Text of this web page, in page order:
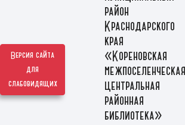
Версия сайта
для
слабовидящих
район
Краснодарского
края
«Кореновская
межпоселенческая
центральная
районная
библиотека»